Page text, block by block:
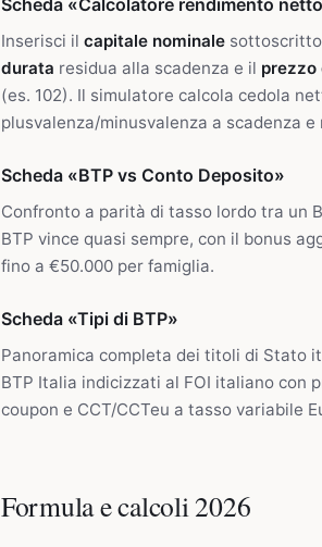
Scheda «Calcolatore rendimento
Inserisci il capitale nominale
durata residua alla scadenza e il prezzo
(es. 102). Il simulatore calcola cedola
plusvalenza/minusvalenza a scadenza
Scheda «BTP vs Conto Deposito»
Confronto a parità di tasso lordo tra un
BTP vince quasi sempre, con il bonus
fino a €50.000 per famiglia.
Scheda «Tipi di BTP»
Panoramica completa dei titoli di Stato
BTP Italia indicizzati al FOI italiano con
coupon e CCT/CCTeu a tasso variabile
Formula e calcoli 2026